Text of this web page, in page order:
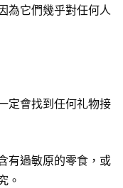
為它們幾乎對任何人
定會找到任何礼物接
有過敏原的零食，或
。